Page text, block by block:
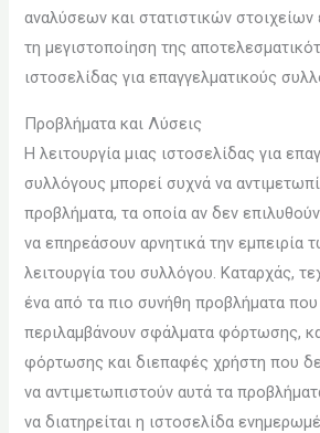
αναλύσεων και στατιστικών στοιχείων
τη μεγιστοποίηση της
ιστοσελίδας για επαγγελματικούς
Προβλήματα και Λύσεις
Η λειτουργία μιας ιστοσελίδας για
συλλόγους μπορεί συχνά να
προβλήματα, τα οποία αν δεν
να επηρεάσουν αρνητικά την εμπειρία
λειτουργία του συλλόγου. Καταρχάς,
ένα από τα πιο συνήθη προβλήματα
περιλαμβάνουν σφάλματα φόρτωσης,
φόρτωσης και διεπαφές χρήστη που
να αντιμετωπιστούν αυτά τα
να διατηρείται η ιστοσελίδα